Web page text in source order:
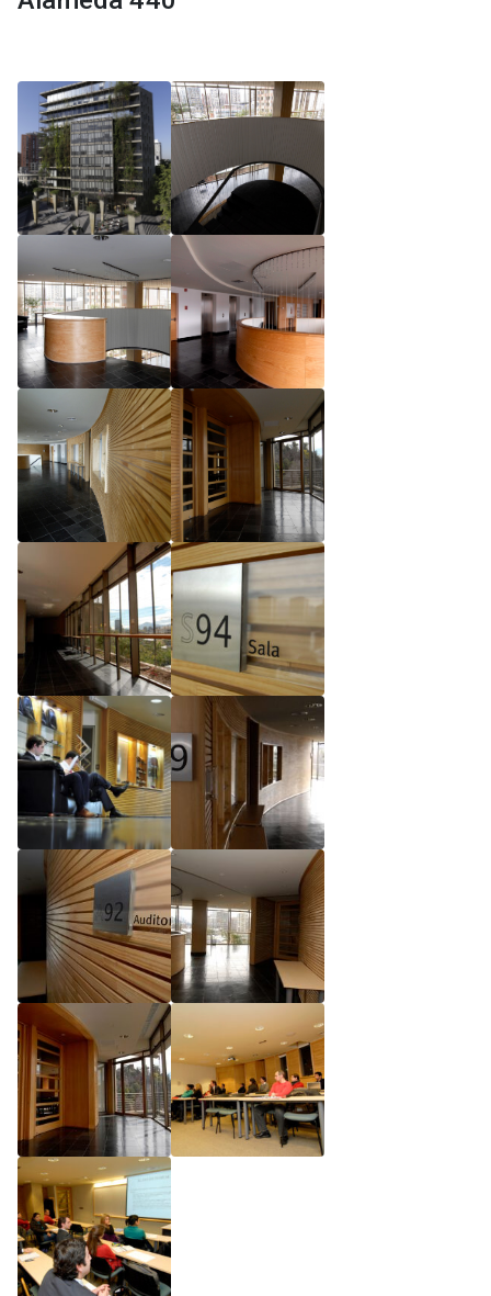
Reglamento de Magíster, Pontificia Universidad
Universidad Católica de Chile
Reglamento de Magíster, Pontificia Universidad
Católica de Chile LLM UC 2025
Reglamento de Seminarios de Graduación
Programa de Magíster en Derecho, LLM 2025